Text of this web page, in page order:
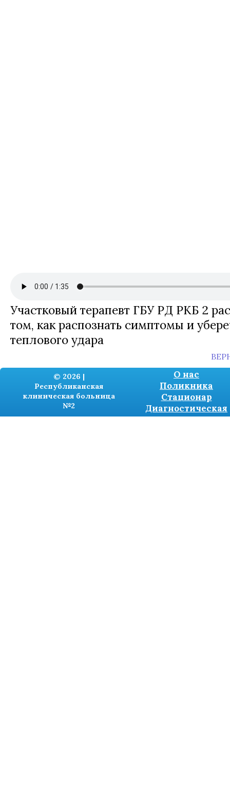
Участковый терапевт ГБУ РД РКБ 2
том, как распознать симптомы и
теплового удара
© 2026 |
Республиканская
клиническая больница
№2
О нас
Поликника
Стационар
Диагностическая